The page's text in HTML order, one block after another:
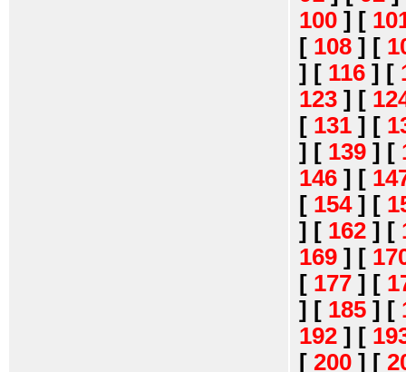
100 ] [
[ 108 ] [
] [ 116 ] [
123 ] [
[ 131 ] [
] [ 139 ] [
146 ] [
[ 154] [
] [ 162 ] [
169 ] [
[ 177 ] [
] [ 185 ] [
192 ] [
[ 200 ] [